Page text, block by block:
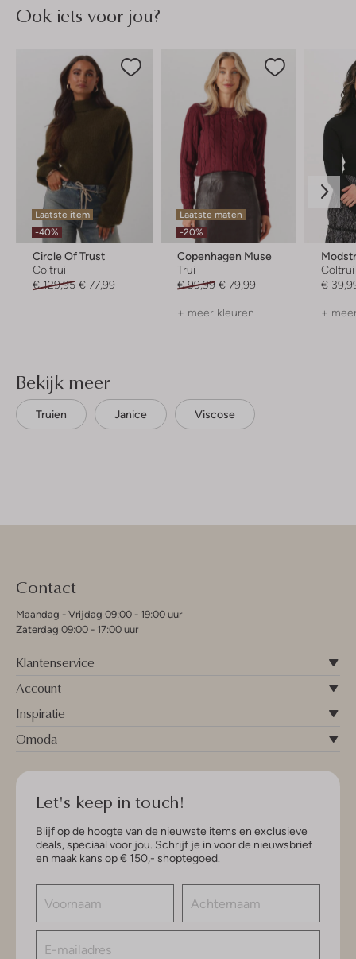
Ook iets voor jou?
Laatste item
-40%
Circle Of Trust
Coltrui
€ 129,95 € 77,99
Laatste maten
-20%
Copenhagen Muse
Trui
€ 99,99 € 79,99
+ meer kleuren
Coltrui
€
+
Bekijk meer
Truien Janice Viscose
Contact
Maandag - Vrijdag 09:00 - 19:00 uur
Zaterdag 09:00 - 17:00 uur
Klantenservice
Account
Inspiratie
Omoda
Let's keep in touch!
Blijf op de hoogte van de nieuwste items en exclusieve
deals, speciaal voor jou. Schrijf je in voor de nieuwsbrief
en maak kans op € 150,- shoptegoed.